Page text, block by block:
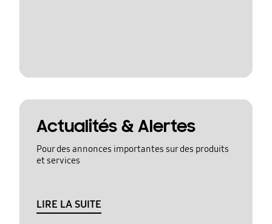
Actualités & Alertes
Pour des annonces importantes sur des produits
et services
LIRE LA SUITE